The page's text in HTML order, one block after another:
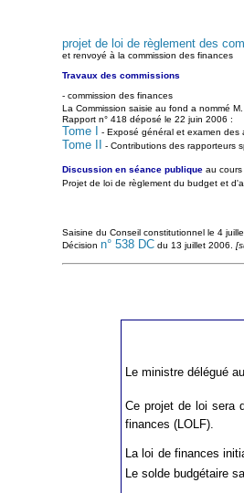
projet de loi de règlement des
et renvoyé à la commission des finances
Travaux des commissions
- commission des finances
La Commission saisie au fond a nommé M.
Rapport n° 418 déposé le 22 juin 2006 :
Tome I - Exposé général et examen des
Tome II - Contributions des rapporteurs
Discussion en séance publiqueau cours
Projet de loi de règlement du budget et
Saisine du Conseil constitutionnel le 4
Décision n° 538 DCdu 13 juillet 2006.
Le ministre délégué
Ce projet de loi sera
finances (LOLF).
La loi de finances
Le solde budgétaire